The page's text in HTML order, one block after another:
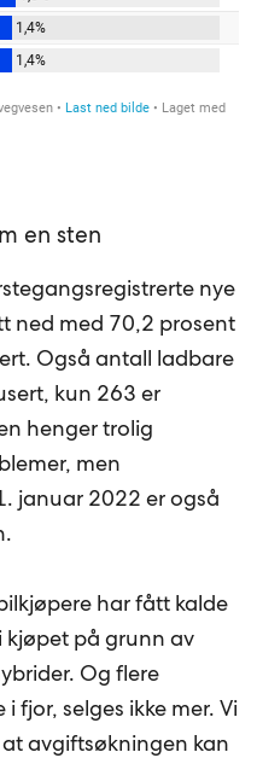
en sten
nye
ned med 70,2 prosent
Også antall ladbare
kun 263 er
henger trolig
men
januar 2022 er også
har fått kalde
kjøpet på grunn av
Og flere
fjor, selges ikke mer. Vi
avgiftsøkningen kan